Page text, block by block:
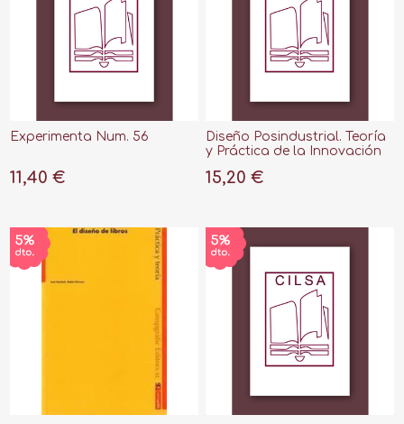
Experimenta Num. 56
11,40 €
Diseño Posindustrial. Teoría
y Práctica de la Innovación
15,20 €